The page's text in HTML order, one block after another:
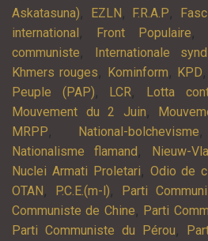
Askatasuna), EZLN , F.R.A.P,
international , Front Populaire,
communiste, Internationale
Khmers rouges, Kominform, KPD,
Peuple (PAP), LCR, Lotta
Mouvement du 2 Juin,
MRPP, National-bolchevisme
Nationalisme flamand , Nieuw-
Nuclei Armati Proletari, Odio de
OTAN , P.C.E.(m-l), Parti
Communiste de Chine, Parti
Parti Communiste du Pérou,